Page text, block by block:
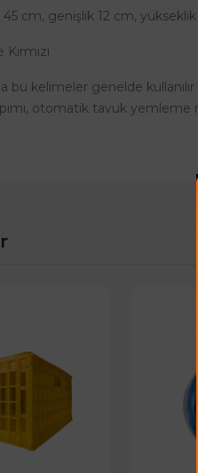
cm, genişlik 12 cm, yükseklik
bu kelimeler genelde
otomatik tavuk